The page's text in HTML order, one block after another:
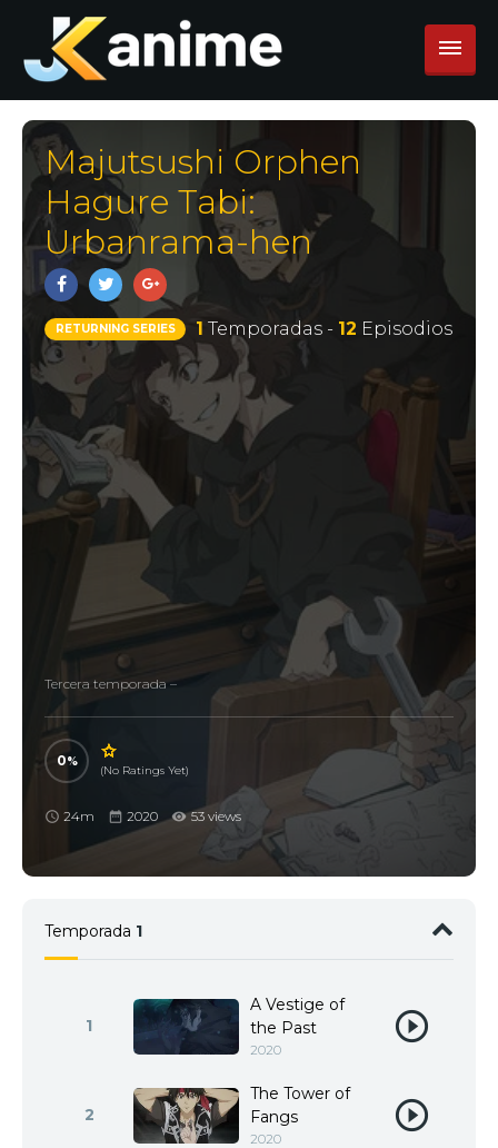
Majutsushi Orphen
Hagure Tabi:
Urbanrama-hen
RETURNING SERIES 1 Temporadas - 12 Episodios
Tercera temporada –
0
(No Ratings Yet)
24m 2020 53 views
Temporada 1
1
A Vestige of
the Past
2020
2
The Tower of
Fangs
2020